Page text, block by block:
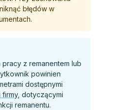
błędów w
z remanentem lub
powinien
dostępnymi
firmy, dotyczącymi
remanentu.